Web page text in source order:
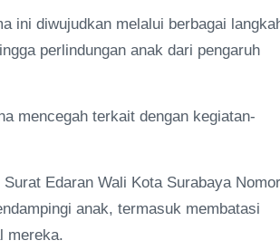
ini diwujudkan melalui berbagai
perlindungan anak dari pengaruh
mencegah terkait dengan kegiatan-
Edaran Wali Kota Surabaya Nomor
anak, termasuk membatasi
mereka.